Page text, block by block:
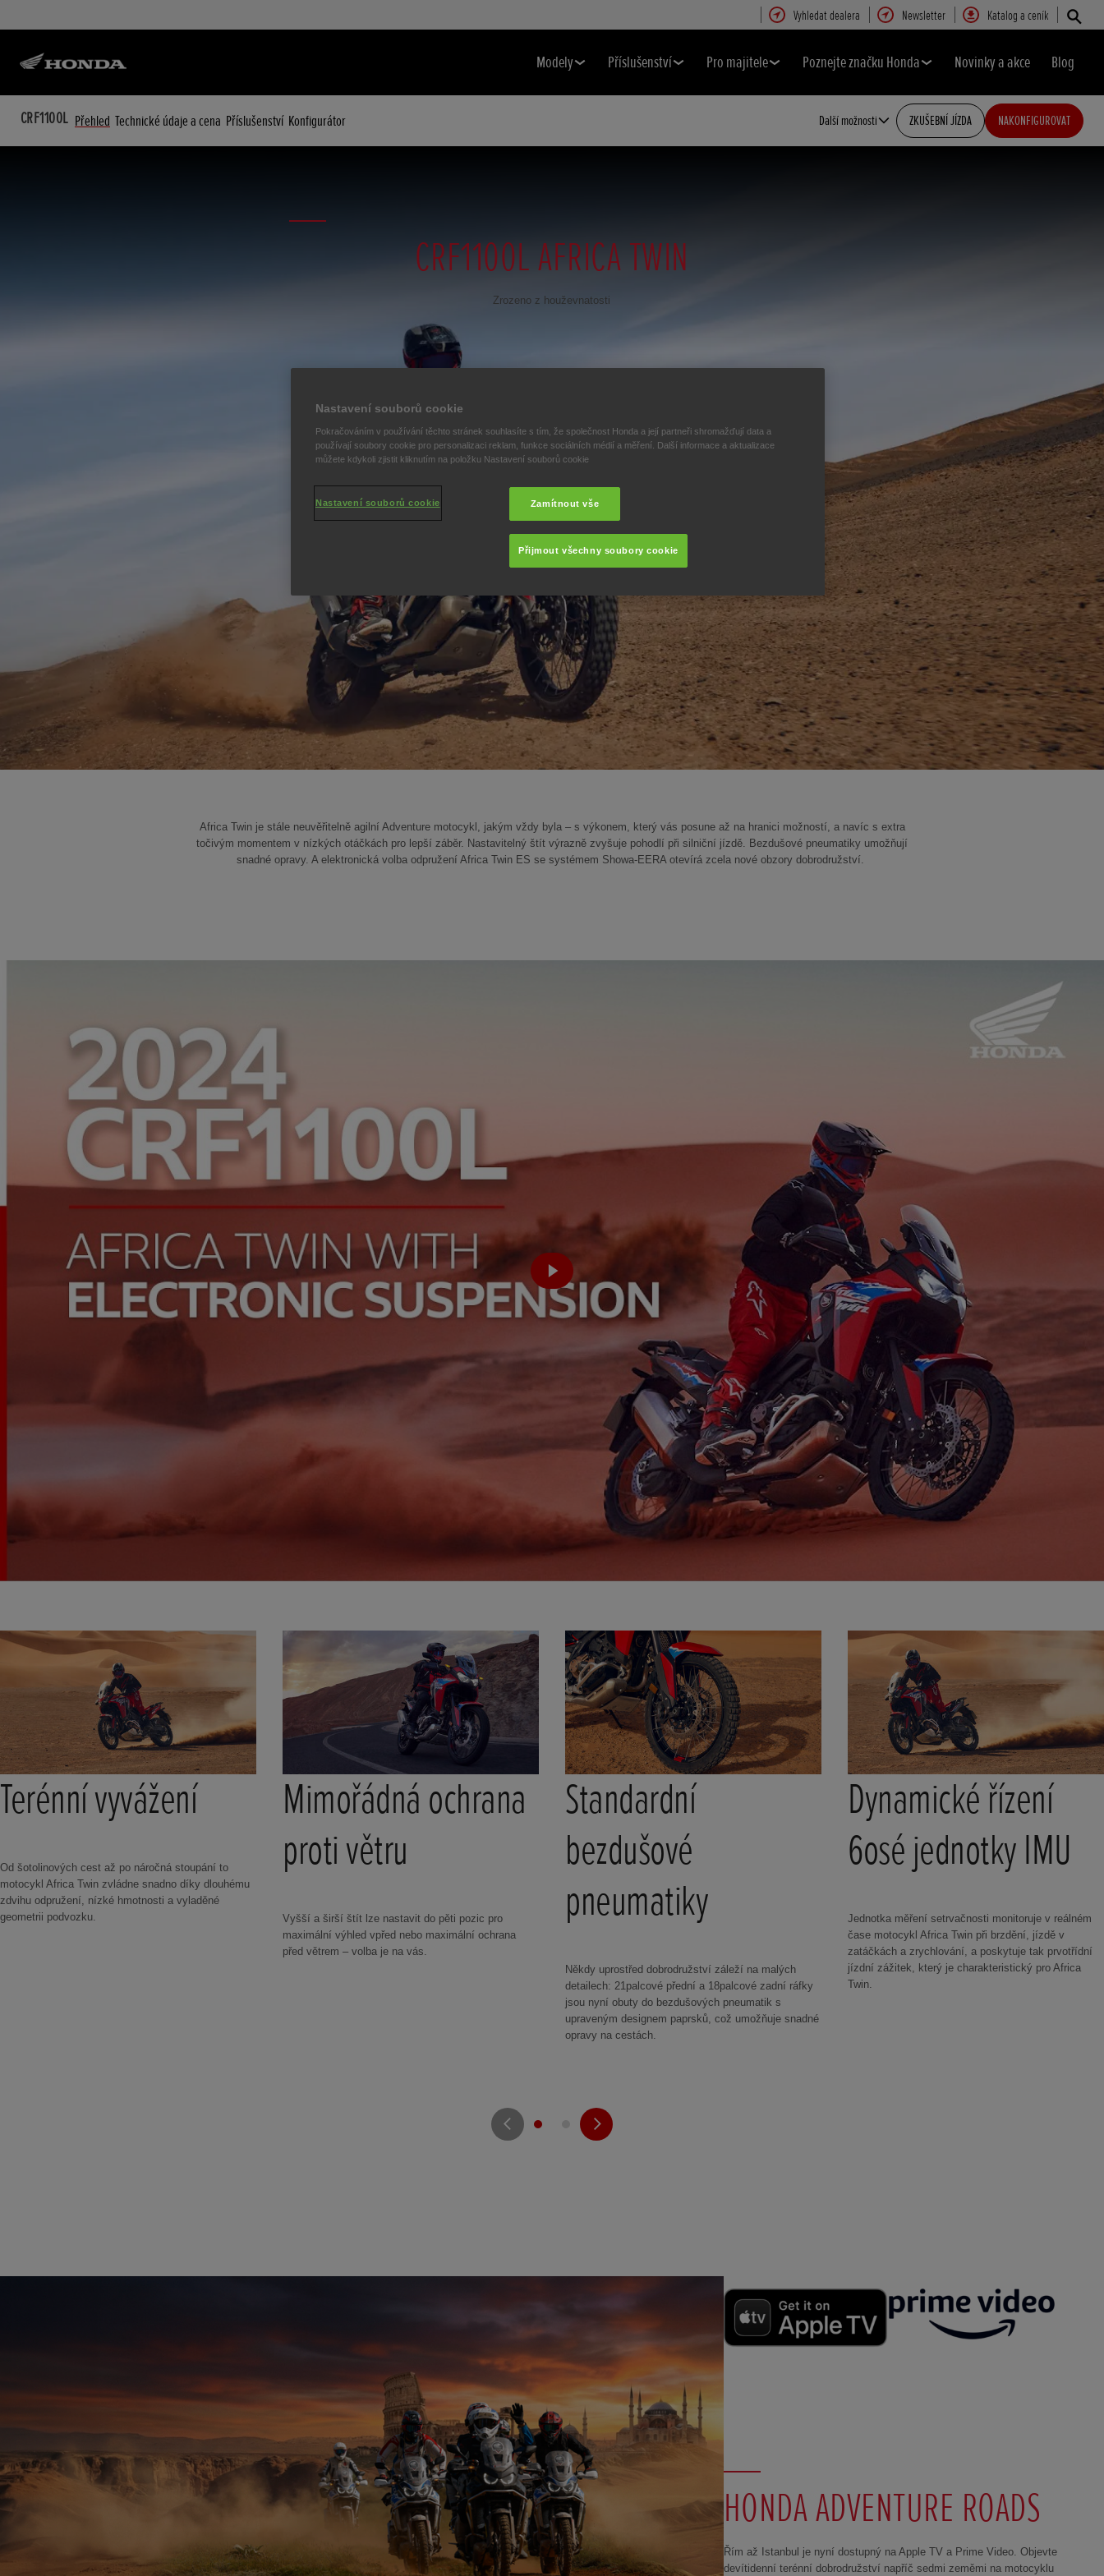
Vyhledat dealera Newsletter Katalog a ceník
Modely Příslušenství Pro majitele Poznejte značku Honda Novinky a akce Blog
CRF1100L Přehled Technické údaje a cena Příslušenství Konfigurátor Další možnosti ZKUŠEBNÍ JÍZDA NAKONFIGUROVAT
CRF1100L AFRICA TWIN
Zrozeno z houževnatosti
Africa Twin je stále neuvěřitelně agilní Adventure motocykl, jakým vždy byla – s výkonem, který vás posune až na hranici možností, a navíc s extra
točivým momentem v nízkých otáčkách pro lepší záběr. Nastavitelný štít výrazně zvyšuje pohodlí při silniční jízdě. Bezdušové pneumatiky umožňují
snadné opravy. A elektronická volba odpružení Africa Twin ES se systémem Showa-EERA otevírá zcela nové obzory dobrodružství.
Terénní vyvážení
Od šotolinových cest až po náročná stoupání to
motocykl Africa Twin zvládne snadno díky dlouhému
zdvihu odpružení, nízké hmotnosti a vyladěné
geometrii podvozku.
Mimořádná ochrana
proti větru
Vyšší a širší štít lze nastavit do pěti pozic pro
maximální výhled vpřed nebo maximální ochrana
před větrem – volba je na vás.
Standardní
bezdušové
pneumatiky
Někdy uprostřed dobrodružství záleží na malých
detailech: 21palcové přední a 18palcové zadní ráfky
jsou nyní obuty do bezdušových pneumatik s
upraveným designem paprsků, což umožňuje snadné
opravy na cestách.
Dynamické řízení
6osé jednotky IMU
Jednotka měření setrvačnosti monitoruje v reálném
čase motocykl Africa Twin při brzdění, jízdě v
zatáčkách a zrychlování, a poskytuje tak prvotřídní
jízdní zážitek, který je charakteristický pro Africa
Twin.
HONDA ADVENTURE ROADS
Řím až Istanbul je nyní dostupný na Apple TV a Prime Video. Objevte
devítidenní terénní dobrodružství napříč sedmi zeměmi na motocyklu
Nastavení souborů cookie
Pokračováním v používání těchto stránek souhlasíte s tím, že společnost Honda a její partneři shromažďují data a
používají soubory cookie pro personalizaci reklam, funkce sociálních médií a měření. Další informace a aktualizace
můžete kdykoli zjistit kliknutím na položku Nastavení souborů cookie
Zamítnout vše
Přijmout všechny soubory cookie
Nastavení souborů cookie